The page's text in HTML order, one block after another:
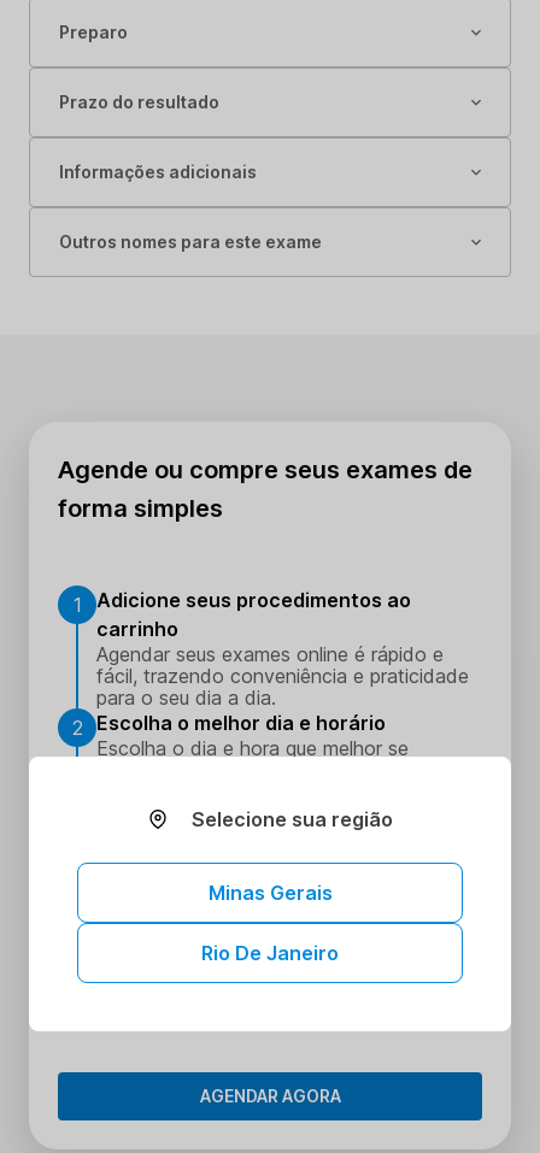
Preparo
Prazo do resultado
Informações adicionais
Outros nomes para este exame
Agende ou compre seus exames de
forma simples
1
Adicione seus procedimentos ao
carrinho
Agendar seus exames online é rápido e
fácil, trazendo conveniência e praticidade
para o seu dia a dia.
2
Escolha o melhor dia e horário
Escolha o dia e hora que melhor se
Realize seus procedimentos
escolhida
4 Tenha acesso aos seus resultados sem
sair de casa
AGENDAR AGORA
Selecione sua região
Minas Gerais
Rio De Janeiro